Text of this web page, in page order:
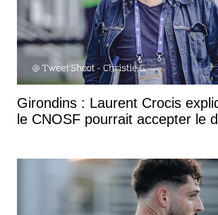
Girondins : Laurent Crocis
le CNOSF pourrait accepter le